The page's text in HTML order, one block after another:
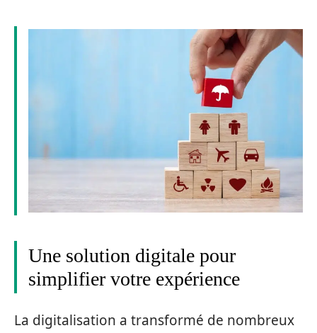
Une solution digitale pour
simplifier votre expérience
La digitalisation a transformé de nombreux